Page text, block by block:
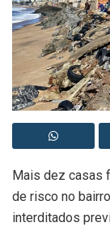
Mais dez casas
de risco no
interditados